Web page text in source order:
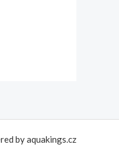
by aquakings.cz